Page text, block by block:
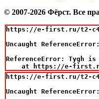
© 2007-2026 Фёрст. Все
https://e-first.ru/t2-
Uncaught
ReferenceError: Tygh is
at https://e-
https://e-first.ru/t2-
Uncaught